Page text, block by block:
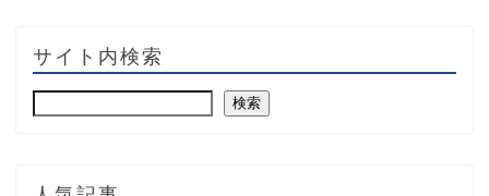
サイト内検索
検索